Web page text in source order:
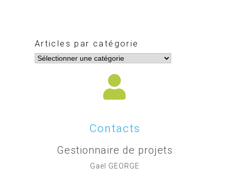
Articles par catégorie
Contacts
Gestionnaire de projets
Gaël GEORGE